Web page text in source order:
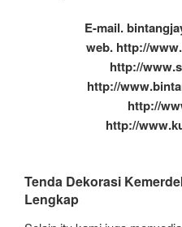
E-mail.
web. http://
http://
http://
http://
http://
Tenda Dekorasi
Lengkap